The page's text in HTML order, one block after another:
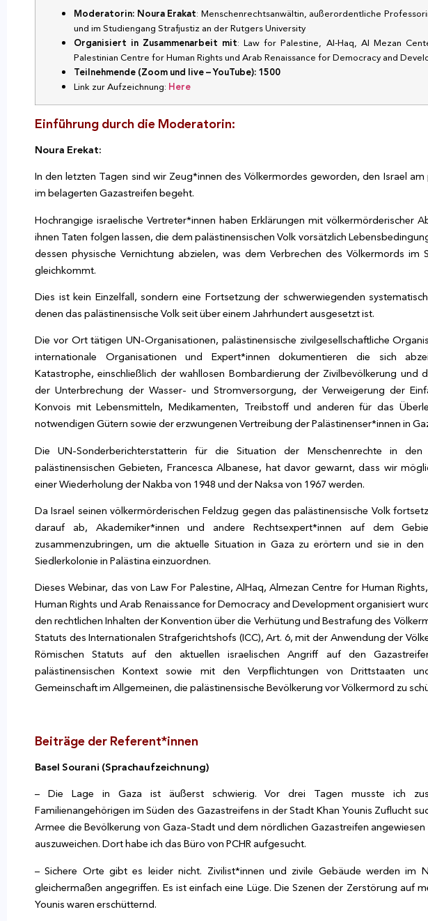
Moderatorin: Noura Erakat: Menschenrechtsanwältin, außerordentliche
und im Studiengang Strafjustiz an der Rutgers University
Organisiert in Zusammenarbeit mit: Law for Palestine, Al-Haq, Al Mezan
Palestinian Centre for Human Rights und Arab Renaissance for Democracy and
Teilnehmende (Zoom und live – YouTube): 1500
Link zur Aufzeichnung: Here
Einführung durch die Moderatorin:
Noura Erekat:
In den letzten Tagen sind wir Zeug*innen des Völkermordes geworden, den Israel am
im belagerten Gazastreifen begeht.
Hochrangige israelische Vertreter*innen haben Erklärungen mit völkermörderischer
ihnen Taten folgen lassen, die dem palästinensischen Volk vorsätzlich
dessen physische Vernichtung abzielen, was dem Verbrechen des Völkermords im
gleichkommt.
Dies ist kein Einzelfall, sondern eine Fortsetzung der schwerwiegenden
denen das palästinensische Volk seit über einem Jahrhundert ausgesetzt ist.
Die vor Ort tätigen UN-Organisationen, palästinensische zivilgesellschaftliche
internationale Organisationen und Expert*innen dokumentieren die sich
Katastrophe, einschließlich der wahllosen Bombardierung der Zivilbevölkerung und
der Unterbrechung der Wasser- und Stromversorgung, der Verweigerung der
Konvois mit Lebensmitteln, Medikamenten, Treibstoff und anderen für das
notwendigen Gütern sowie der erzwungenen Vertreibung der Palästinenser*innen in
Die UN-Sonderberichterstatterin für die Situation der Menschenrechte in
palästinensischen Gebieten, Francesca Albanese, hat davor gewarnt, dass wir
einer Wiederholung der Nakba von 1948 und der Naksa von 1967 werden.
Da Israel seinen völkermörderischen Feldzug gegen das palästinensische Volk
darauf ab, Akademiker*innen und andere Rechtsexpert*innen auf dem
zusammenzubringen, um die aktuelle Situation in Gaza zu erörtern und sie in
Siedlerkolonie in Palästina einzuordnen.
Dieses Webinar, das von Law For Palestine, AlHaq, Almezan Centre for Human
Human Rights und Arab Renaissance for Democracy and Development organisiert
den rechtlichen Inhalten der Konvention über die Verhütung und Bestrafung des
Statuts des Internationalen Strafgerichtshofs (ICC), Art. 6, mit der Anwendung der
Römischen Statuts auf den aktuellen israelischen Angriff auf den
palästinensischen Kontext sowie mit den Verpflichtungen von Drittstaaten
Gemeinschaft im Allgemeinen, die palästinensische Bevölkerung vor Völkermord zu
Beiträge der Referent*innen
Basel Sourani (Sprachaufzeichnung)
– Die Lage in Gaza ist äußerst schwierig. Vor drei Tagen musste ich
Familienangehörigen im Süden des Gazastreifens in der Stadt Khan Younis Zuflucht
Armee die Bevölkerung von Gaza-Stadt und dem nördlichen Gazastreifen
auszuweichen. Dort habe ich das Büro von PCHR aufgesucht.
– Sichere Orte gibt es leider nicht. Zivilist*innen und zivile Gebäude werden im
gleichermaßen angegriffen. Es ist einfach eine Lüge. Die Szenen der Zerstörung auf
Younis waren erschütternd.